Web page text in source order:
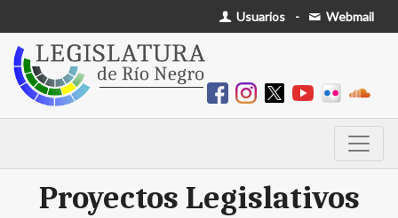
Usuarios - Webmail
Proyectos Legislativos